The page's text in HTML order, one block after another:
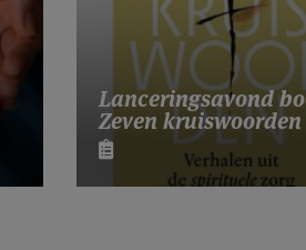
Lanceringsavond
Zeven kruiswoorden